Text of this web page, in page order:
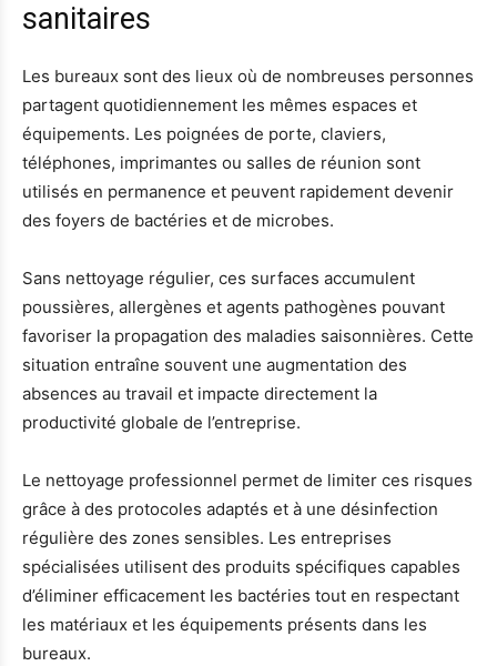
sanitaires
Les bureaux sont des lieux où de nombreuses personnes
partagent quotidiennement les mêmes espaces et
équipements. Les poignées de porte, claviers,
téléphones, imprimantes ou salles de réunion sont
utilisés en permanence et peuvent rapidement devenir
des foyers de bactéries et de microbes.
Sans nettoyage régulier, ces surfaces accumulent
poussières, allergènes et agents pathogènes pouvant
favoriser la propagation des maladies saisonnières. Cette
situation entraîne souvent une augmentation des
absences au travail et impacte directement la
productivité globale de l’entreprise.
Le nettoyage professionnel permet de limiter ces risques
grâce à des protocoles adaptés et à une désinfection
régulière des zones sensibles. Les entreprises
spécialisées utilisent des produits spécifiques capables
d’éliminer efficacement les bactéries tout en respectant
les matériaux et les équipements présents dans les
bureaux.